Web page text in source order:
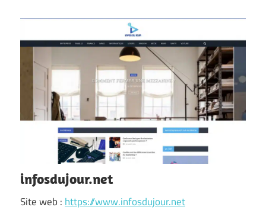
infosdujour.net
Site web : https://www.infosdujour.net